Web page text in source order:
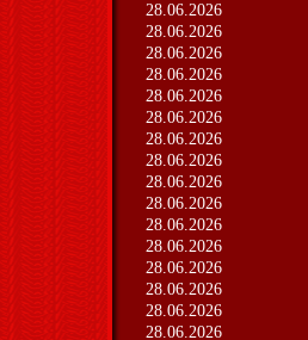
28.06.2026
28.06.2026
28.06.2026
28.06.2026
28.06.2026
28.06.2026
28.06.2026
28.06.2026
28.06.2026
28.06.2026
28.06.2026
28.06.2026
28.06.2026
28.06.2026
28.06.2026
28.06.2026